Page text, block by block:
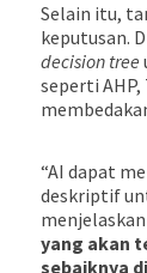
Selain itu,
keputusan.
decision tree
seperti AHP,
“AI dapat
deskriptif
menjelaskan
yang akan
sebaiknya